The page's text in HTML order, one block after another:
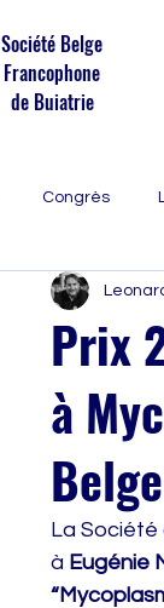
Société Belge
Francophone
de Buiatrie
Congrès
Prix
à
Belge
La Société
à Eugénie